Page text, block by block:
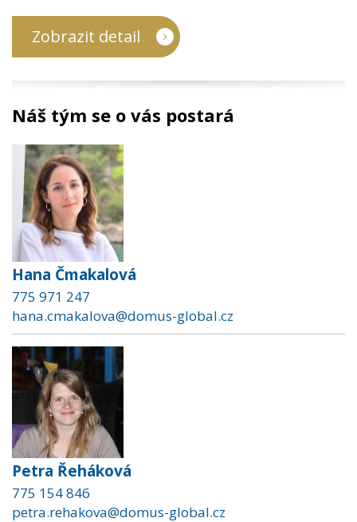
Zobrazit detail
Náš tým se o vás postará
Hana Čmakalová
775 971 247
hana.cmakalova@domus-global.cz
Petra Řeháková
775 154 846
petra.rehakova@domus-global.cz